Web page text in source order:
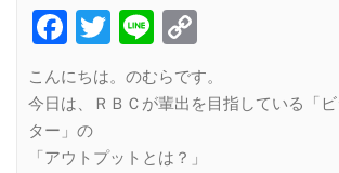
Facebook
Twitter
Line
Link
こんにちは。のむらです。
今日は、ＲＢＣが輩出を目指している「
ター」の
「アウトプットとは？」